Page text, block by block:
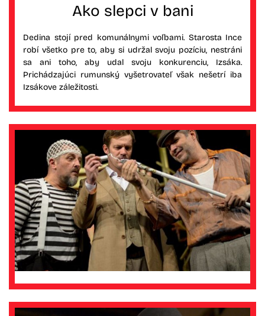
Ako slepci v bani
Dedina stojí pred komunálnymi voľbami. Starosta Ince
robí všetko pre to, aby si udržal svoju pozíciu, nestráni
sa ani toho, aby udal svoju konkurenciu, Izsáka.
Prichádzajúci rumunský vyšetrovateľ však nešetrí iba
Izsákove záležitosti.